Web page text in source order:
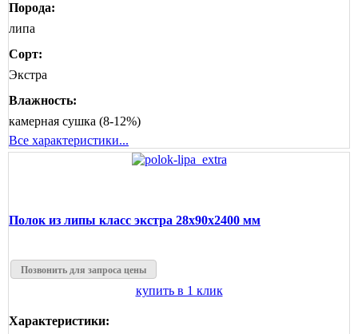
Порода:
липа
Сорт:
Экстра
Влажность:
камерная сушка (8-12%)
Все характеристики...
Полок из липы класс экстра 28x90x2400 мм
Позвонить для запроса цены
купить в 1 клик
Характеристики: